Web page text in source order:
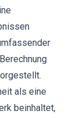
als eine
beinhaltet,